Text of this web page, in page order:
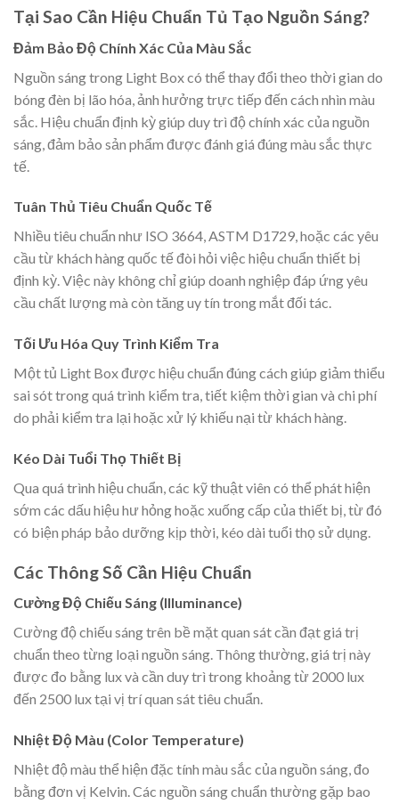
Tại Sao Cần Hiệu Chuẩn Tủ Tạo Nguồn Sáng?
Đảm Bảo Độ Chính Xác Của Màu Sắc
Nguồn sáng trong Light Box có thể thay đổi theo thời gian do
bóng đèn bị lão hóa, ảnh hưởng trực tiếp đến cách nhìn màu
sắc. Hiệu chuẩn định kỳ giúp duy trì độ chính xác của nguồn
sáng, đảm bảo sản phẩm được đánh giá đúng màu sắc thực
tế.
Tuân Thủ Tiêu Chuẩn Quốc Tế
Nhiều tiêu chuẩn như ISO 3664, ASTM D1729, hoặc các yêu
cầu từ khách hàng quốc tế đòi hỏi việc hiệu chuẩn thiết bị
định kỳ. Việc này không chỉ giúp doanh nghiệp đáp ứng yêu
cầu chất lượng mà còn tăng uy tín trong mắt đối tác.
Tối Ưu Hóa Quy Trình Kiểm Tra
Một tủ Light Box được hiệu chuẩn đúng cách giúp giảm thiểu
sai sót trong quá trình kiểm tra, tiết kiệm thời gian và chi phí
do phải kiểm tra lại hoặc xử lý khiếu nại từ khách hàng.
Kéo Dài Tuổi Thọ Thiết Bị
Qua quá trình hiệu chuẩn, các kỹ thuật viên có thể phát hiện
sớm các dấu hiệu hư hỏng hoặc xuống cấp của thiết bị, từ đó
có biện pháp bảo dưỡng kịp thời, kéo dài tuổi thọ sử dụng.
Các Thông Số Cần Hiệu Chuẩn
Cường Độ Chiếu Sáng (Illuminance)
Cường độ chiếu sáng trên bề mặt quan sát cần đạt giá trị
chuẩn theo từng loại nguồn sáng. Thông thường, giá trị này
được đo bằng lux và cần duy trì trong khoảng từ 2000 lux
đến 2500 lux tại vị trí quan sát tiêu chuẩn.
Nhiệt Độ Màu (Color Temperature)
Nhiệt độ màu thể hiện đặc tính màu sắc của nguồn sáng, đo
bằng đơn vị Kelvin. Các nguồn sáng chuẩn thường gặp bao